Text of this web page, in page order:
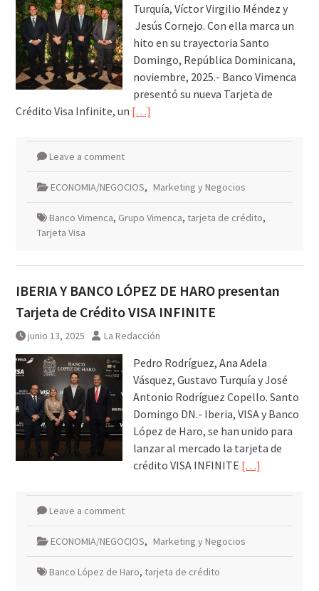
Turquía, Víctor Virgilio Méndez y
Jesús Cornejo. Con ella marca un
hito en su trayectoria Santo
Domingo, República Dominicana,
noviembre, 2025.- Banco Vimenca
presentó su nueva Tarjeta de
Crédito Visa Infinite, un […]
Leave a comment
ECONOMIA/NEGOCIOS, Marketing y Negocios
Banco Vimenca, Grupo Vimenca, tarjeta de crédito,
Tarjeta Visa
IBERIA Y BANCO LÓPEZ DE HARO presentan
Tarjeta de Crédito VISA INFINITE
junio 13, 2025 La Redacción
Pedro Rodríguez, Ana Adela
Vásquez, Gustavo Turquía y José
Antonio Rodríguez Copello. Santo
Domingo DN.- Iberia, VISA y Banco
López de Haro, se han unido para
lanzar al mercado la tarjeta de
crédito VISA INFINITE […]
Leave a comment
ECONOMIA/NEGOCIOS, Marketing y Negocios
Banco López de Haro, tarjeta de crédito